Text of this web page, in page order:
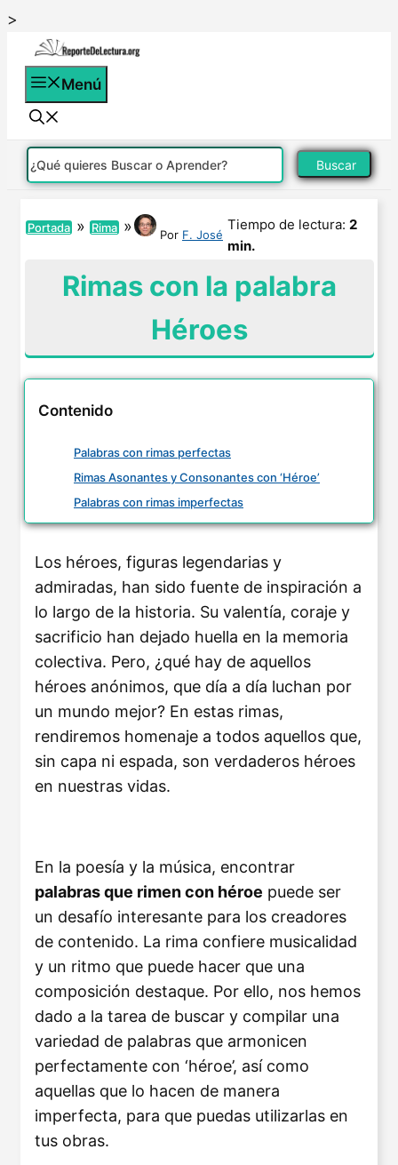
>
contenido
Menú
Buscar
Portada » Rima » Por F. José
Tiempo de lectura: 2
min.
Rimas con la palabra
Héroes
Contenido
Palabras con rimas perfectas
Rimas Asonantes y Consonantes con ‘Héroe’
Palabras con rimas imperfectas
Los héroes, figuras legendarias y
admiradas, han sido fuente de inspiración a
lo largo de la historia. Su valentía, coraje y
sacrificio han dejado huella en la memoria
colectiva. Pero, ¿qué hay de aquellos
héroes anónimos, que día a día luchan por
un mundo mejor? En estas rimas,
rendiremos homenaje a todos aquellos que,
sin capa ni espada, son verdaderos héroes
en nuestras vidas.
En la poesía y la música, encontrar
palabras que rimen con héroe puede ser
un desafío interesante para los creadores
de contenido. La rima confiere musicalidad
y un ritmo que puede hacer que una
composición destaque. Por ello, nos hemos
dado a la tarea de buscar y compilar una
variedad de palabras que armonicen
perfectamente con ‘héroe’, así como
aquellas que lo hacen de manera
imperfecta, para que puedas utilizarlas en
tus obras.